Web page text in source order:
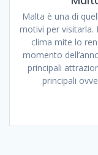
Malta è una di
motivi per visitarla.
clima mite lo
momento
principali
principali